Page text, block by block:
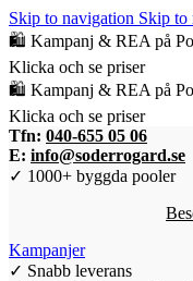
Skip to navigation Skip to
🛍️ Kampanj & REA på
Klicka och se priser
🛍️ Kampanj & REA på
Klicka och se priser
Tfn: 040-655 05 06
E: info@soderrogard.se
✓ 1000+ byggda pooler
Kampanjer
✓ Snabb leverans